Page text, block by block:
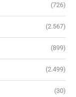
(726)
(2.567)
(899)
(2.499)
(30)